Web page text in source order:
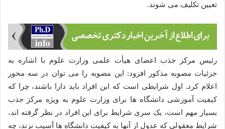
تعیین تکلیف می شوند.
رئیس مرکز جذب اعضای هیأت علمی وزارت علوم با اشاره به
جزئیات مصوبه مذکور افزود: این مصوبه را می توان در سه محور
اعلام کرد. اول شرایطی است که این افراد باید دارا باشند، چرا که
کیفیت آموزشی دانشگاه ها برای وزارت علوم به ویژه مرکز جذب
بسیار مهم است، یک سری شرایط برای این افراد در نظر گرفته اند،
شرایط معقولی که عدول از آنها به کیفیت دانشگاه ها آسیب نزند، چه